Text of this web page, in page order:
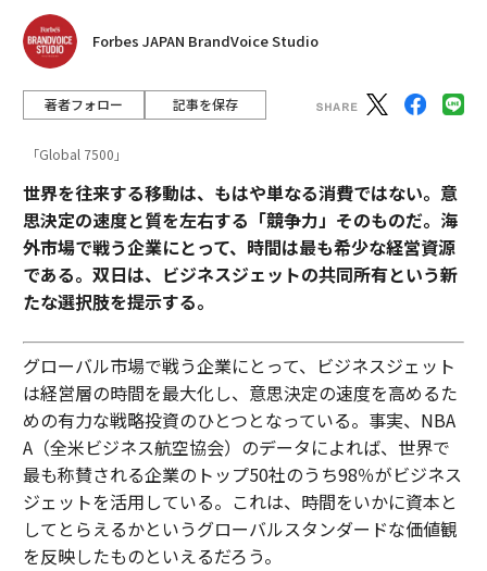
Forbes JAPAN BrandVoice Studio
著者フォロー 記事を保存
「Global 7500」
世界を往来する移動は、もはや単なる消費ではない。意
思決定の速度と質を左右する「競争力」そのものだ。海
外市場で戦う企業にとって、時間は最も希少な経営資源
である。双日は、ビジネスジェットの共同所有という新
たな選択肢を提示する。
グローバル市場で戦う企業にとって、ビジネスジェット
は経営層の時間を最大化し、意思決定の速度を高めるた
めの有力な戦略投資のひとつとなっている。事実、NBA
A（全米ビジネス航空協会）のデータによれば、世界で
最も称賛される企業のトップ50社のうち98％がビジネス
ジェットを活用している。これは、時間をいかに資本と
してとらえるかというグローバルスタンダードな価値観
を反映したものといえるだろう。